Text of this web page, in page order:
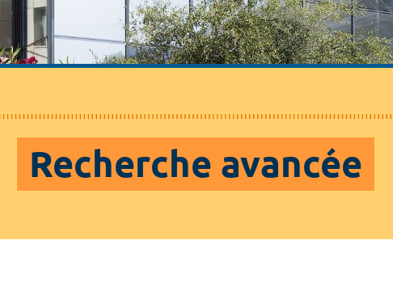
Recherche avancée